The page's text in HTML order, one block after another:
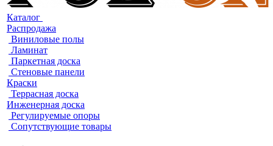
Каталог
Распродажа
Виниловые полы
Ламинат
Паркетная доска
Стеновые панели
Краски
Террасная доска
Инженерная доска
Регулируемые опоры
Сопутствующие товары